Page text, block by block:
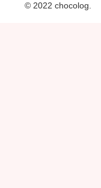
© 2022 chocolog.